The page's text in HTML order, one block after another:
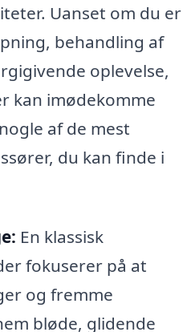
Uanset om du er
behandling af
oplevelse,
kan imødekomme
af de mest
du kan finde i
En klassisk
fokuserer på at
og fremme
bløde, glidende